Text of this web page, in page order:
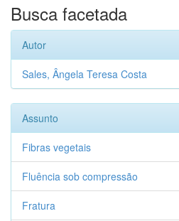
Busca facetada
Autor
Sales, Ângela Teresa Costa
Assunto
Fibras vegetais
Fluência sob compressão
Fratura